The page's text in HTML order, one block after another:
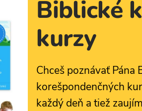
Biblické
kurzy
Chceš poznávať Pána
korešpondenčných
každý deň a tiež